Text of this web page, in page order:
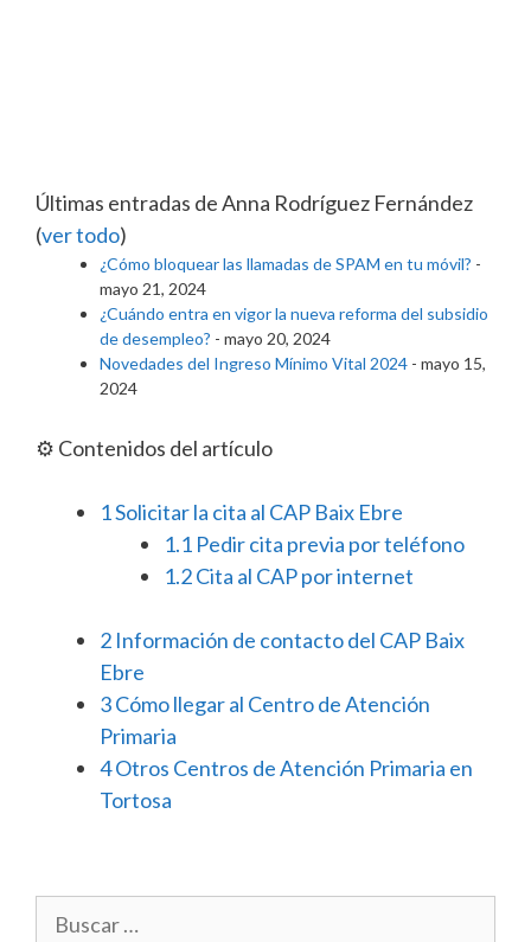
Últimas entradas de Anna Rodríguez Fernández
(ver todo)
¿Cómo bloquear las llamadas de SPAM en tu móvil? -
mayo 21, 2024
¿Cuándo entra en vigor la nueva reforma del subsidio
de desempleo? - mayo 20, 2024
Novedades del Ingreso Mínimo Vital 2024 - mayo 15,
2024
⚙️ Contenidos del artículo
1Solicitar la cita al CAP Baix Ebre
1.1 Pedir cita previa por teléfono
1.2Cita al CAP por internet
2 Información de contacto del CAP Baix
Ebre
3Cómo llegar al Centro de Atención
Primaria
4Otros Centros de Atención Primaria en
Tortosa